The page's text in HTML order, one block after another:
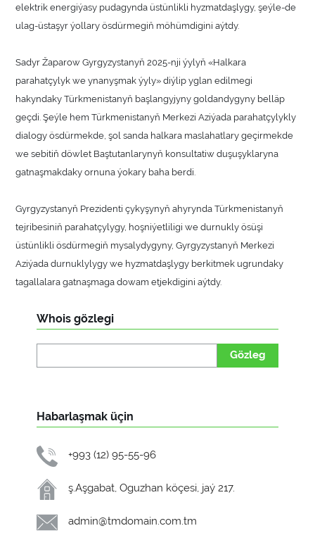
elektrik energiýasy pudagynda üstünlikli hyzmatdaşlygy, şeýle-de
ulag-üstaşyr ýollary ösdürmegiň möhümdigini aýtdy.
Sadyr Žaparow Gyrgyzystanyň 2025-nji ýylyň «Halkara
parahatçylyk we ynanyşmak ýyly» diýlip yglan edilmegi
hakyndaky Türkmenistanyň başlangyjyny goldandygyny belläp
geçdi. Şeýle hem Türkmenistanyň Merkezi Aziýada parahatçylykly
dialogy ösdürmekde, şol sanda halkara maslahatlary geçirmekde
we sebitiň döwlet Baştutanlarynyň konsultatiw duşuşyklaryna
gatnaşmakdaky ornuna ýokary baha berdi.
Gyrgyzystanyň Prezidenti çykyşynyň ahyrynda Türkmenistanyň
tejribesiniň parahatçylygy, hoşniýetliligi we durnukly ösüşi
üstünlikli ösdürmegiň mysalydygyny, Gyrgyzystanyň Merkezi
Aziýada durnuklylygy we hyzmatdaşlygy berkitmek ugrundaky
tagallalara gatnaşmaga dowam etjekdigini aýtdy.
Whois gözlegi
Gözleg
Habarlaşmak üçin
+993 (12) 95-55-96
ş.Aşgabat, Oguzhan köçesi, jaý 217.
admin@tmdomain.com.tm